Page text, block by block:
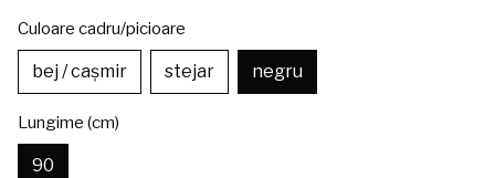
Culoare cadru/picioare
bej / cașmir stejar negru
Lungime (cm)
90